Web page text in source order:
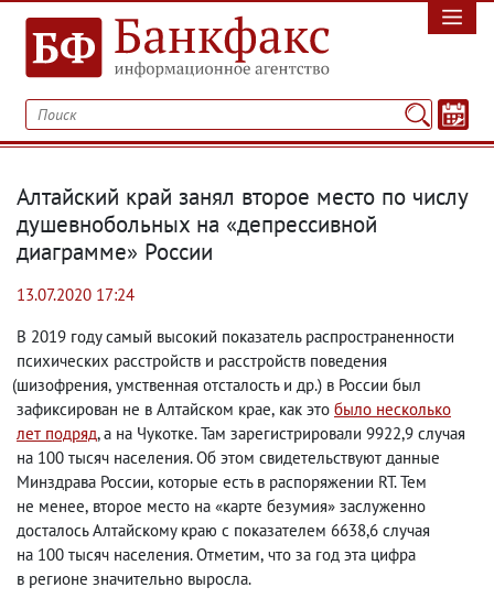
Алтайский край занял второе место по числу
душевнобольных на «депрессивной
диаграмме» России
13.07.2020 17:24
В 2019 году самый высокий показатель распространенности
психических расстройств и расстройств поведения
(шизофрения, умственная отсталость и др.) в России был
зафиксирован не в Алтайском крае, как это было несколько
лет подряд, а на Чукотке. Там зарегистрировали 9922,9 случая
на 100 тысяч населения. Об этом свидетельствуют данные
Минздрава России, которые есть в распоряжении RT. Тем
не менее, второе место на «карте безумия» заслуженно
досталось Алтайскому краю с показателем 6638,6 случая
на 100 тысяч населения. Отметим, что за год эта цифра
в регионе значительно выросла.